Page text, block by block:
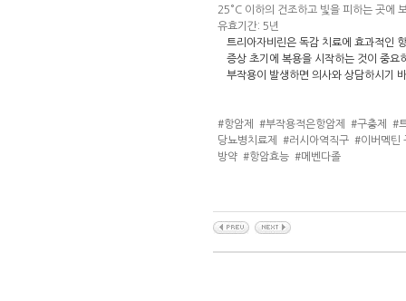
25°C 이하의 건조하고 빛을 피하는 곳에
유효기간: 5년
트리아자비린은 독감 치료에 효과적인
증상 초기에 복용을 시작하는 것이 중
부작용이 발생하면 의사와 상담하시기
#항암제 #부작용적은항암제 #구충제
#
당뇨병치료제
#러시아역직구 #이버멕틴
방약 #항암효능 #메벤다졸